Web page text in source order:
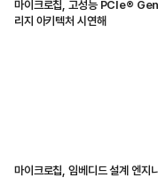
마이크로칩, 고성능 PCIe®
리지 아키텍처 시연해
마이크로칩, 임베디드 설계 엔지